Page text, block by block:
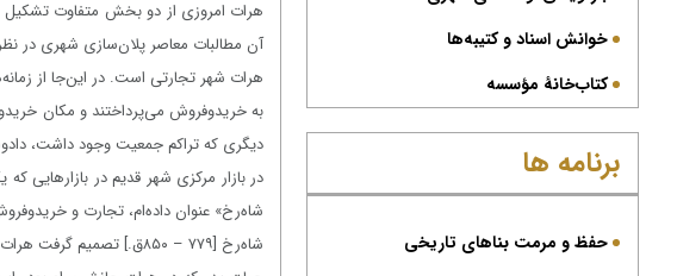
هرات امروزی از دو بخش متفاوت
آن مطالبات معاصر پلان‌سازی شهری در
هرات شهر تجارتی است. در این‌جا از
به خریدوفروش می‌پرداختند و مکان
دیگری که تراکم جمعیت وجود داشت،
در بازار مرکزی شهر قدیم در بازارهایی
شاه‌رخ» عنوان داده‌ام، تجارت و
شاه‌رخ [۷۷۹ – ۸۵۰ق.]
خوانش اسناد و کتیبه‌ها
کتاب‌خانۀ مؤسسه
برنامه ها
حفظ و مرمت بناهای تاریخی